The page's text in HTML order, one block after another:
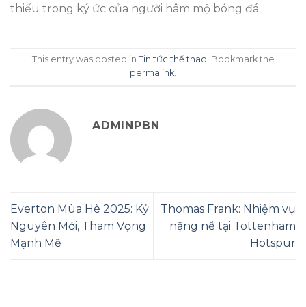
thiếu trong ký ức của người hâm mộ bóng đá.
This entry was posted in Tin tức thể thao. Bookmark the
permalink.
ADMINPBN
Everton Mùa Hè 2025: Kỷ
Nguyên Mới, Tham Vọng
Mạnh Mẽ
Thomas Frank: Nhiệm vụ
nặng nề tại Tottenham
Hotspur